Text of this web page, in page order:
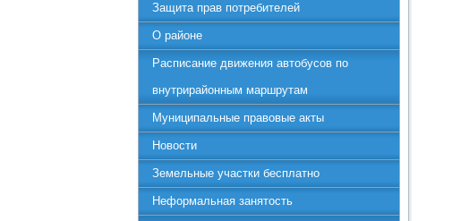
Защита прав потребителей
О районе
Расписание движения автобусов по
внутрирайонным маршрутам
Муниципальные правовые акты
Новости
Земельные участки бесплатно
Неформальная занятость